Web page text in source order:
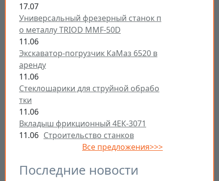
17.07
Универсальный фрезерный станок п
о металлу TRIOD MMF-50D
11.06
Экскаватор-погрузчик КаМаз 6520 в
аренду
11.06
Стеклошарики для струйной обрабо
тки
11.06
Вкладыш фрикционный 4ЕК-3071
11.06 Строительство станков
Все предложения>>>
Последние новости